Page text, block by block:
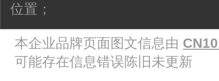
位置；
本企业品牌页面图文信息由
可能存在信息错误陈旧未更新